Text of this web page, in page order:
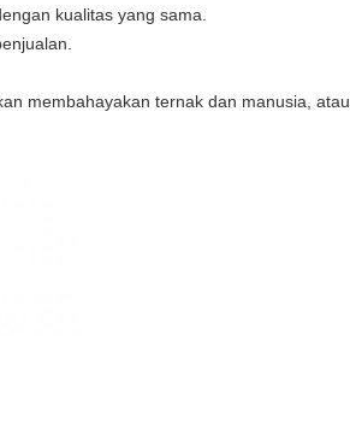
kualitas yang sama.
membahayakan ternak dan manusia, atau